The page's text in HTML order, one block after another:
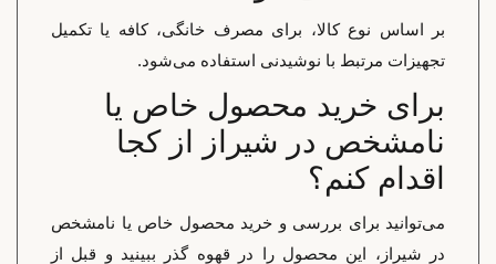
بر اساس نوع کالا، برای مصرف خانگی، کافه یا تکمیل
تجهیزات مرتبط با نوشیدنی استفاده می‌شود.
برای خرید محصول خاص یا
نامشخص در شیراز از کجا
اقدام کنم؟
می‌توانید برای بررسی و خرید محصول خاص یا نامشخص
در شیراز، این محصول را در قهوه گذر ببینید و قبل از